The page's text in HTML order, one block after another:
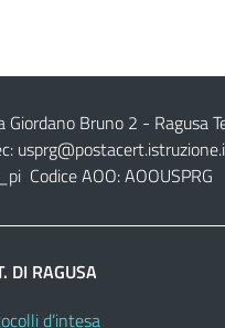
Giordano Bruno 2 - Ragusa
Codice AOO: AOOUSPRG
DI RAGUSA
d’intesa